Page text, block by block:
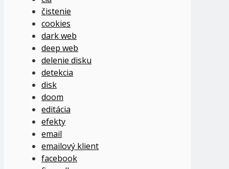
čistenie
cookies
dark web
deep web
delenie disku
detekcia
disk
doom
editácia
efekty
email
emailový klient
facebook